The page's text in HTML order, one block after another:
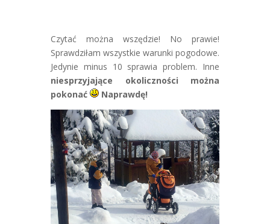
Czytać można wszędzie! No prawie!
Sprawdziłam wszystkie warunki pogodowe.
Jedynie minus 10 sprawia problem. Inne
niesprzyjające okoliczności można
pokonać
Naprawdę!